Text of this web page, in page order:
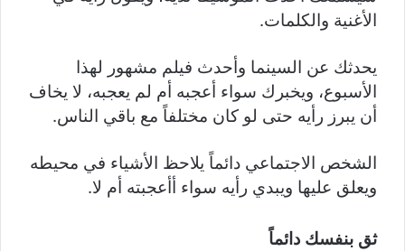
الأغنية والكلمات.
يحدثك عن السينما وأحدث فيلم مشهور لهذا
الأسبوع، ويخبرك سواء أعجبه أم لم يعجبه، لا يخاف
أن يبرز رأيه حتى لو كان مختلفاً مع باقي الناس.
الشخص الاجتماعي دائماً يلاحظ الأشياء في محيطه
ويعلق عليها ويبدي رأيه سواء أأعجبته أم لا.
ثق بنفسك دائماً